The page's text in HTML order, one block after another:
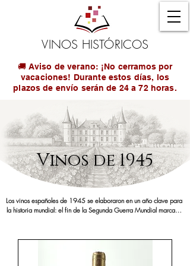
VINOS HISTÓRICOS
🚚 Aviso de verano: ¡No cerramos por
vacaciones! Durante estos días, los
plazos de envío serán de 24 a 72 horas.
Vinos de 1945
Los vinos españoles de 1945 se elaboraron en un año clave para
la historia mundial: el fin de la Segunda Guerra Mundial marcaba
lograron mantener la tradición vinícola, dando lugar a
simbolismo, representan la perseverancia del vino español incluso